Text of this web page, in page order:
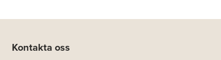
Kontakta oss